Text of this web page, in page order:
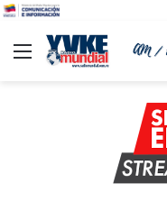
Menu